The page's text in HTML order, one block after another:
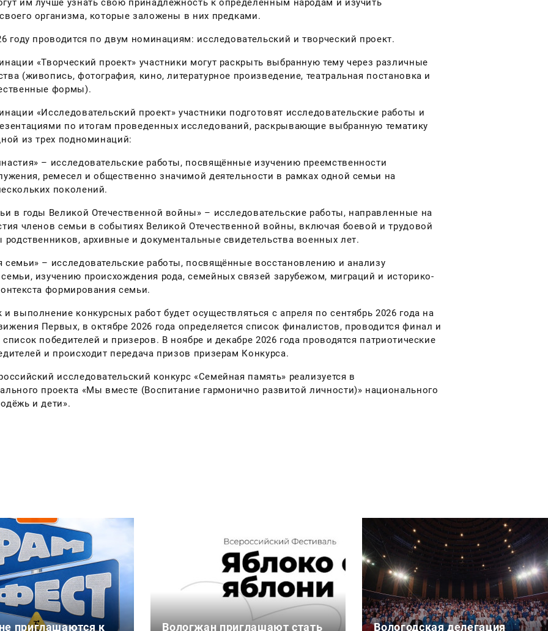
им лучше узнать свою принадлежность к определенным народам и изучить
организма, которые заложены в них предками.
году проводится по двум номинациям: исследовательский и творческий проект.
«Творческий проект» участники могут раскрыть выбранную тему через различные
(живопись, фотография, кино, литературное произведение, театральная постановка и
формы).
«Исследовательский проект» участники подготовят исследовательские работы и
по итогам проведенных исследований, раскрывающие выбранную тематику
из трех подноминаций:
– исследовательские работы, посвящённые изучению преемственности
ремесел и общественно значимой деятельности в рамках одной семьи на
поколений.
в годы Великой Отечественной войны» – исследовательские работы, направленные на
членов семьи в событиях Великой Отечественной войны, включая боевой и трудовой
родственников, архивные и документальные свидетельства военных лет.
семьи» – исследовательские работы, посвящённые восстановлению и анализу
изучению происхождения рода, семейных связей зарубежом, миграций и историко-
формирования семьи.
выполнение конкурсных работ будет осуществляться с апреля по сентябрь 2026 года на
Первых, в октябре 2026 года определяется список финалистов, проводится финал и
список победителей и призеров. В ноябре и декабре 2026 года проводятся патриотические
и происходит передача призов призерам Конкурса.
исследовательский конкурс «Семейная память» реализуется в
проекта «Мы вместе (Воспитание гармонично развитой личности)» национального
и дети».
приглашаются к Вологжан приглашают стать Вологодская делегация